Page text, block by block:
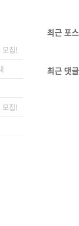
모집!
모집!
최근 포
최근 댓글